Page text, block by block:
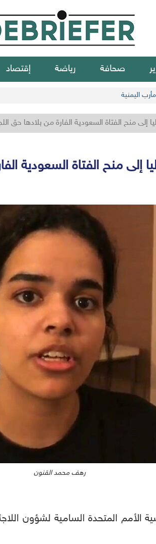
صحافة رياضة إقتصاد
اليمنية
إلى منح الفتاة السعودية الفارة من بلادها حق
إلى منح الفتاة السعودية
رهف محمد القنون
الأمم المتحدة السامية لشؤون